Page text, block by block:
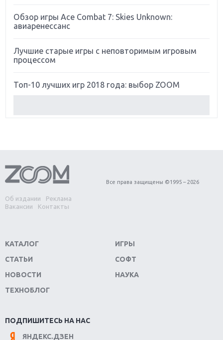
Обзор игры Ace Combat 7: Skies Unknown:
авиаренессанс
Лучшие старые игры с неповторимым игровым
процессом
Топ-10 лучших игр 2018 года: выбор ZOOM
Обзор игры Forza Horizon 4: вершина эволюции
Две важных новинки для консолей: Spider-Man и
Divinity Original Sin 2
Switch
Обзор игры The Crew 2: покорение Америки
Важнейшие анонсы E3 2018
Крупнейшие релизы мая: Nintendo, Microsoft и
Об издании
Реклама
Вакансии
Контакты
Все права защищены ©1995 – 2026
КАТАЛОГ
СТАТЬИ
НОВОСТИ
ТЕХНОБЛОГ
ИГРЫ
СОФТ
НАУКА
ПОДПИШИТЕСЬ НА НАС
ЯНДЕКС.ДЗЕН